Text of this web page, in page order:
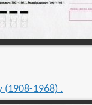
1968) .